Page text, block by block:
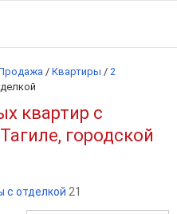
/ Квартиры / 2
квартир с
городской
с отделкой 21